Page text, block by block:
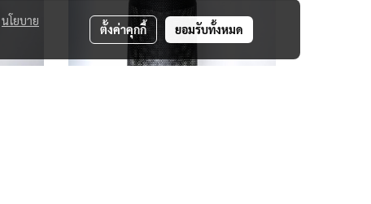
นโยบาย
ตั้งค่าคุกกี้ ยอมรับทั้งหมด